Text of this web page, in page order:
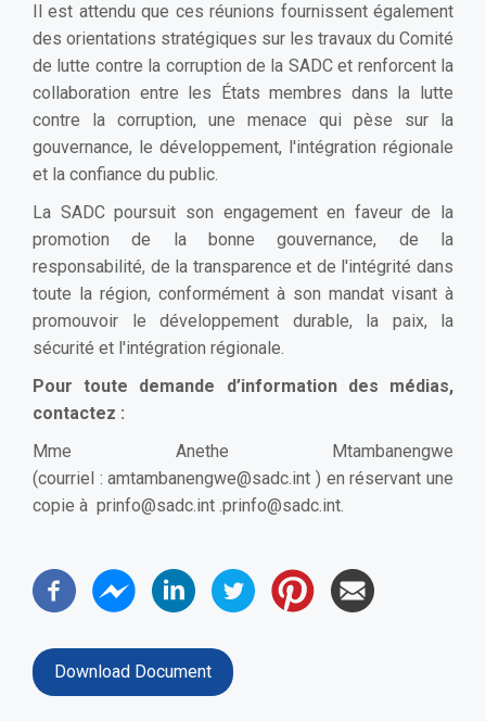
Il est attendu que ces réunions fournissent également
des orientations stratégiques sur les travaux du Comité
de lutte contre la corruption de la SADC et renforcent la
collaboration entre les États membres dans la lutte
contre la corruption, une menace qui pèse sur la
gouvernance, le développement, l'intégration régionale
et la confiance du public.
La SADC poursuit son engagement en faveur de la
promotion de la bonne gouvernance, de la
responsabilité, de la transparence et de l'intégrité dans
toute la région, conformément à son mandat visant à
promouvoir le développement durable, la paix, la
sécurité et l'intégration régionale.
Pour toute demande d’information des médias,
contactez :
Mme Anethe Mtambanengwe
(courriel :amtambanengwe@sadc.int ) en réservant une
copie à prinfo@sadc.int .prinfo@sadc.int.
Download Document